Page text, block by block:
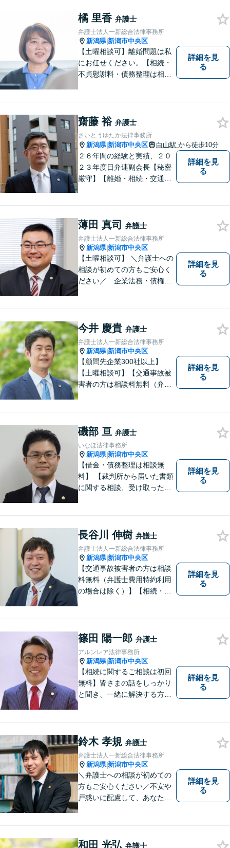
るため日々研鑽を積んでいま
す
橘 里香 弁護士
弁護士法人一新総合法律事務所
新潟県|新潟市中央区
【土曜相談可】離婚問題は私
にお任せください。【相続・
不貞慰謝料・債務整理は相談
く）】
詳細を見
る
齋藤 裕 弁護士
さいとうゆたか法律事務所
新潟県|新潟市中央区 白山駅 から徒歩10分
２６年間の経験と実績、２０
２３年度日弁連副会長【秘密
厳守】【離婚・相続・交通事
詳細を見
る
薄田 真司 弁護士
弁護士法人一新総合法律事務所
新潟県|新潟市中央区
【土曜相談可】 ＼弁護士への
相談が初めての方もご安心く
ださい／ 企業法務・債権回
理・不貞慰謝料は相談料初回
無料】
詳細を見
る
今井 慶貴 弁護士
弁護士法人一新総合法律事務所
新潟県|新潟市中央区
【顧問先企業300社以上】
【土曜相談可】【交通事故被
害者の方は相談料無料（弁護
無料】
詳細を見
る
磯部 亘 弁護士
いなほ法律事務所
新潟県|新潟市中央区
【借金・債務整理は相談無
料】 【裁判所から届いた書類
に関する相談、受け取った督
ーな対応を心がけておりま
す。相談先をお探しの方もお
気軽にご相談ください。
詳細を見
る
長谷川 伸樹 弁護士
弁護士法人一新総合法律事務所
新潟県|新潟市中央区
【交通事故被害者の方は相談
料無料（弁護士費用特約利用
の場合は除く）】【相続・債
てお力になります
詳細を見
る
篠田 陽一郎 弁護士
アルンレア法律事務所
新潟県|新潟市中央区
【相続に関するご相談は初回
無料】皆さまの話をしっかり
と聞き、一緒に解決する方法
詳細を見
る
鈴木 孝規 弁護士
弁護士法人一新総合法律事務所
新潟県|新潟市中央区
＼弁護士への相談が初めての
方もご安心ください／不安や
戸惑いに配慮して、あなたの
続・債務整理・不貞慰謝料は
詳細を見
る
和田 光弘 弁護士